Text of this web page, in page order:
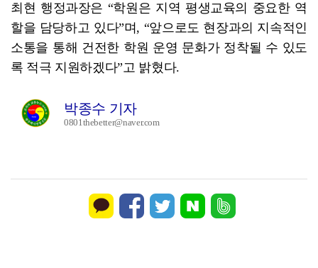
최현 행정과장은 “학원은 지역 평생교육의 중요한 역
할을 담당하고 있다”며, “앞으로도 현장과의 지속적인
소통을 통해 건전한 학원 운영 문화가 정착될 수 있도
록 적극 지원하겠다”고 밝혔다.
박종수 기자
0801thebetter@naver.com